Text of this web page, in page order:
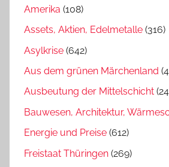
Amerika (108)
Assets, Aktien, Edelmetalle (316)
Asylkrise (642)
Aus dem grünen Märchenland
Ausbeutung der Mittelschicht
Bauwesen, Architektur,
Energie und Preise (612)
Freistaat Thüringen (269)